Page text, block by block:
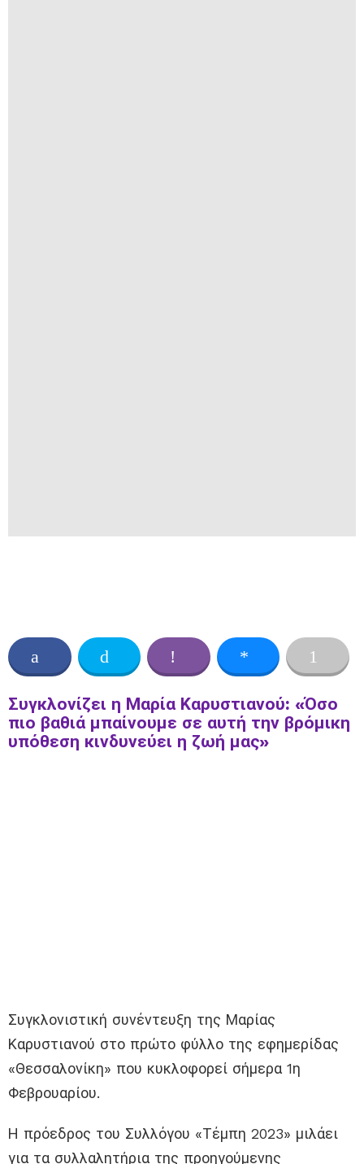
Συγκλονίζει η Μαρία Καρυστιανού: «Όσο
πιο βαθιά μπαίνουμε σε αυτή την βρόμικη
υπόθεση κινδυνεύει η ζωή μας»
Συγκλονιστική συνέντευξη της Μαρίας
Καρυστιανού στο πρώτο φύλλο της εφημερίδας
«Θεσσαλονίκη» που κυκλοφορεί σήμερα 1η
Φεβρουαρίου.
Η πρόεδρος του Συλλόγου «Τέμπη 2023» μιλάει
για τα συλλαλητήρια της προηγούμενης